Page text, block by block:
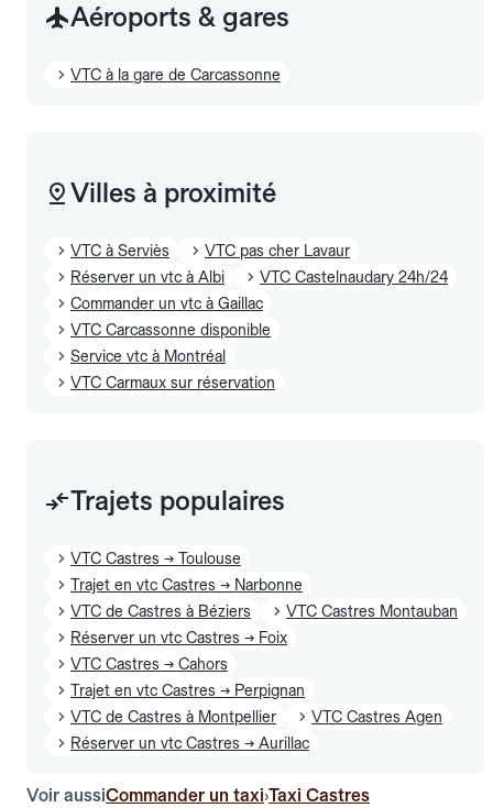
Aéroports & gares
VTC à la gare de Carcassonne
Villes à proximité
VTC à Serviès
VTC pas cher Lavaur
Réserver un vtc à Albi
VTC Castelnaudary 24h/24
Commander un vtc à Gaillac
VTC Carcassonne disponible
Service vtc à Montréal
VTC Carmaux sur réservation
Trajets populaires
VTC Castres → Toulouse
Trajet en vtc Castres → Narbonne
VTC de Castres à Béziers
VTC Castres Montauban
Réserver un vtc Castres → Foix
VTC Castres → Cahors
Trajet en vtc Castres → Perpignan
VTC de Castres à Montpellier
VTC Castres Agen
Réserver un vtc Castres → Aurillac
Voir aussiCommander un taxi›Taxi Castres